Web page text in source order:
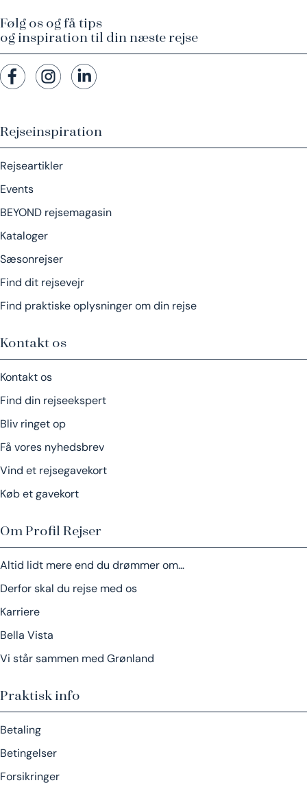
Rejseinspiration
Rejseartikler
Events
BEYOND rejsemagasin
Kataloger
Sæsonrejser
Find dit rejsevejr
Find praktiske oplysninger om din rejse
Kontakt os
Kontakt os
Find din rejseekspert
Bliv ringet op
Få vores nyhedsbrev
Vind et rejsegavekort
Køb et gavekort
Om Profil Rejser
Altid lidt mere end du drømmer om…
Derfor skal du rejse med os
Karriere
Bella Vista
Vi står sammen med Grønland
Praktisk info
Betaling
Betingelser
Forsikringer
Følg os og få tips
og inspiration til din næste rejse